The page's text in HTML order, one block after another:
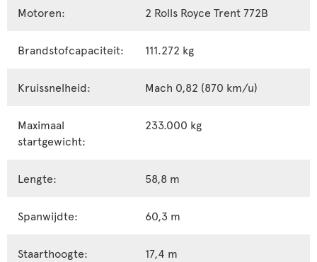
Motoren: 2 Rolls Royce Trent 772B
Brandstofcapaciteit: 111.272 kg
Kruissnelheid: Mach 0,82 (870 km/u)
Maximaal
startgewicht:
233.000 kg
Lengte: 58,8 m
Spanwijdte: 60,3 m
Staarthoogte: 17,4 m